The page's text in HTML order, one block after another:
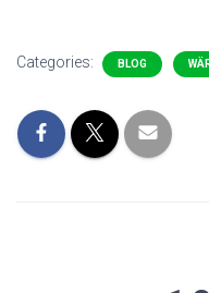
Categories: BLOG